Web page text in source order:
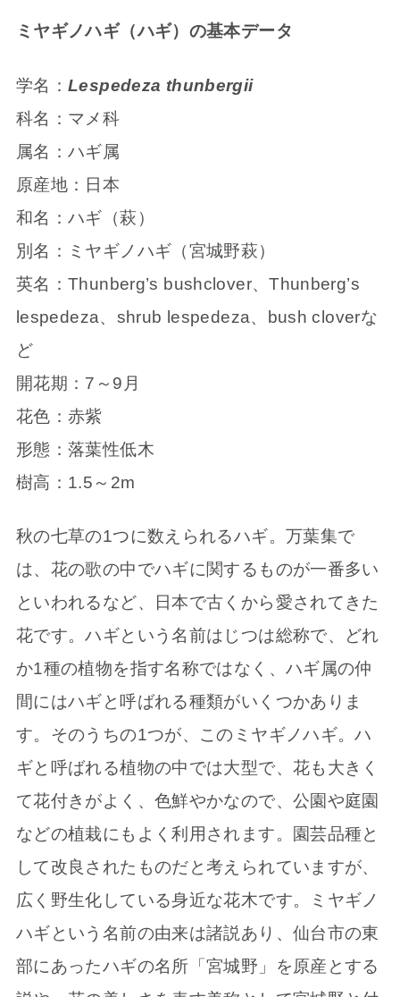
ミヤギノハギ（ハギ）の基本データ
学名：Lespedeza thunbergii
科名：マメ科
属名：ハギ属
原産地：日本
和名：ハギ（萩）
別名：ミヤギノハギ（宮城野萩）
英名：Thunberg’s bushclover、Thunberg’s
lespedeza、shrub lespedeza、bush cloverな
ど
開花期：7～9月
花色：赤紫
形態：落葉性低木
樹高：1.5～2m
秋の七草の1つに数えられるハギ。万葉集で
は、花の歌の中でハギに関するものが一番多い
といわれるなど、日本で古くから愛されてきた
花です。ハギという名前はじつは総称で、どれ
か1種の植物を指す名称ではなく、ハギ属の仲
間にはハギと呼ばれる種類がいくつかありま
す。そのうちの1つが、このミヤギノハギ。ハ
ギと呼ばれる植物の中では大型で、花も大きく
て花付きがよく、色鮮やかなので、公園や庭園
などの植栽にもよく利用されます。園芸品種と
して改良されたものだと考えられていますが、
広く野生化している身近な花木です。ミヤギノ
ハギという名前の由来は諸説あり、仙台市の東
部にあったハギの名所「宮城野」を原産とする